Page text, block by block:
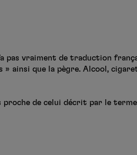
pas vraiment de traduction
» ainsi que la pègre. Alcool,
proche de celui décrit par le